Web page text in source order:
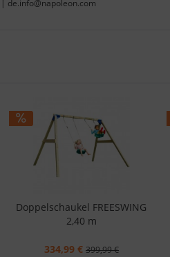
de.info@napoleon.com
Doppelschaukel FREESWING
2,40 m
334,99 € 399,99 €